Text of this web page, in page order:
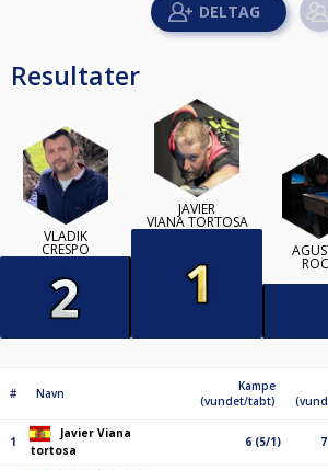
Resultater
VLADIK
CRESPO
JAVIER
VIANA TORTOSA
# Navn
Kampe
(vundet/tabt)
1
Javier Viana
tortosa
6 (5/1)